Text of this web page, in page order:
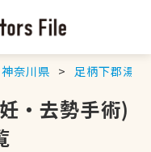
神奈川県 足柄下郡湯河
・去勢手術)